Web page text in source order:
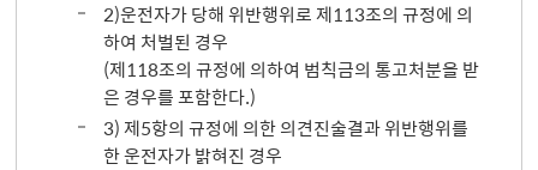
2)운전자가 당해 위반행위로 제113조의 규정에 의
하여 처벌된 경우
(제118조의 규정에 의하여 범칙금의 통고처분을 받
은 경우를 포함한다.)
3) 제5항의 규정에 의한 의견진술결과 위반행위를
한 운전자가 밝혀진 경우